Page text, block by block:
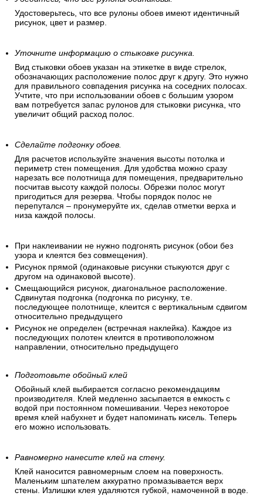
Удостоверьтесь, что все рулоны обоев имеют идентичный
рисунок, цвет и размер.
Уточните информацию о стыковке рисунка.
Вид стыковки обоев указан на этикетке в виде стрелок,
обозначающих расположение полос друг к другу. Это нужно
для правильного совпадения рисунка на соседних полосах.
Учтите, что при использовании обоев с большим узором
вам потребуется запас рулонов для стыковки рисунка, что
увеличит общий расход полос.
Сделайте подгонку обоев.
Для расчетов используйте значения высоты потолка и
периметр стен помещения. Для удобства можно сразу
нарезать все полотнища для помещения, предварительно
посчитав высоту каждой полосы. Обрезки полос могут
пригодиться для резерва. Чтобы порядок полос не
перепутался – пронумеруйте их, сделав отметки верха и
низа каждой полосы.
При наклеивании не нужно подгонять рисунок (обои без
узора и клеятся без совмещения).
Рисунок прямой (одинаковые рисунки стыкуются друг с
другом на одинаковой высоте).
Смещающийся рисунок, диагональное расположение.
Сдвинутая подгонка (подгонка по рисунку, т.е.
последующее полотнище, клеится с вертикальным сдвигом
относительно предыдущего
Рисунок не определен (встречная наклейка). Каждое из
последующих полотен клеится в противоположном
направлении, относительно предыдущего
Подготовьте обойный клей
Обойный клей выбирается согласно рекомендациям
производителя. Клей медленно засыпается в емкость с
водой при постоянном помешивании. Через некоторое
время клей набухнет и будет напоминать кисель. Теперь
его можно использовать.
Равномерно нанесите клей на стену.
Клей наносится равномерным слоем на поверхность.
Маленьким шпателем аккуратно промазывается верх
стены. Излишки клея удаляются губкой, намоченной в воде.